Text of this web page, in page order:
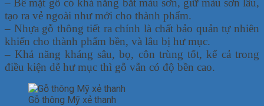
tạo ra vẻ ngoài như mới cho thành phẩm.
– Nhựa gỗ thông tiết ra chính là chất bảo quản tự nhiên
khiến cho thành phẩm bền, và lâu bị hư mục.
– Khả năng kháng sâu, bọ, côn trùng tốt, kể cả trong
điều kiện dễ hư mục thì gỗ vẫn có độ bền cao.
Gỗ thông Mỹ xẻ thanh